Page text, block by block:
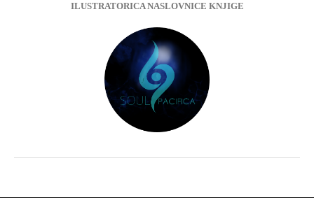
ILUSTRATORICA NASLOVNICE KNJIGE